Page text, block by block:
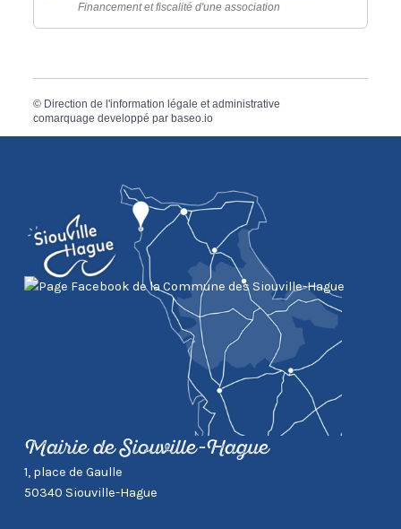
Financement et fiscalité d'une association
© Direction de l'information légale et administrative
comarquage developpé par baseo.io
Mairie de Siouville-Hague
1, place de Gaulle
50340 Siouville-Hague